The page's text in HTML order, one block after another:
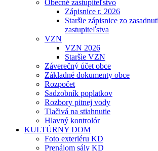
Obecné zastupiteľstvo
Zápisnice r. 2026
Staršie zápisnice zo
zastupiteľstva
VZN
VZN 2026
Staršie VZN
Záverečný účet obce
Základné dokumenty obce
Rozpočet
Sadzobník poplatkov
Rozbory pitnej vody
Tlačivá na stiahnutie
Hlavný kontrolór
KULTÚRNY DOM
Foto exteriéru KD
Prenájom sály KD